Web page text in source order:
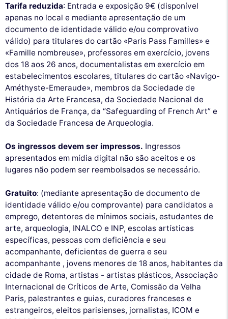
Tarifa reduzida: Entrada e exposição 9€ (disponível
apenas no local e mediante apresentação de um
documento de identidade válido e/ou comprovativo
válido) para titulares do cartão «Paris Pass Familles» e
«Famille nombreuse», professores em exercício, jovens
dos 18 aos 26 anos, documentalistas em exercício em
estabelecimentos escolares, titulares do cartão «Navigo-
Améthyste-Emeraude», membros da Sociedade de
História da Arte Francesa, da Sociedade Nacional de
Antiquários de França, da “Safeguarding of French Art” e
da Sociedade Francesa de Arqueologia.
Os ingressos devem ser impressos. Ingressos
apresentados em mídia digital não são aceitos e os
lugares não podem ser reembolsados se necessário.
Gratuito: (mediante apresentação de documento de
identidade válido e/ou comprovante) para candidatos a
emprego, detentores de mínimos sociais, estudantes de
arte, arqueologia, INALCO e INP, escolas artísticas
específicas, pessoas com deficiência e seu
acompanhante, deficientes de guerra e seu
acompanhante , jovens menores de 18 anos, habitantes da
cidade de Roma, artistas - artistas plásticos, Associação
Internacional de Críticos de Arte, Comissão da Velha
Paris, palestrantes e guias, curadores franceses e
estrangeiros, eleitos parisienses, jornalistas, ICOM e